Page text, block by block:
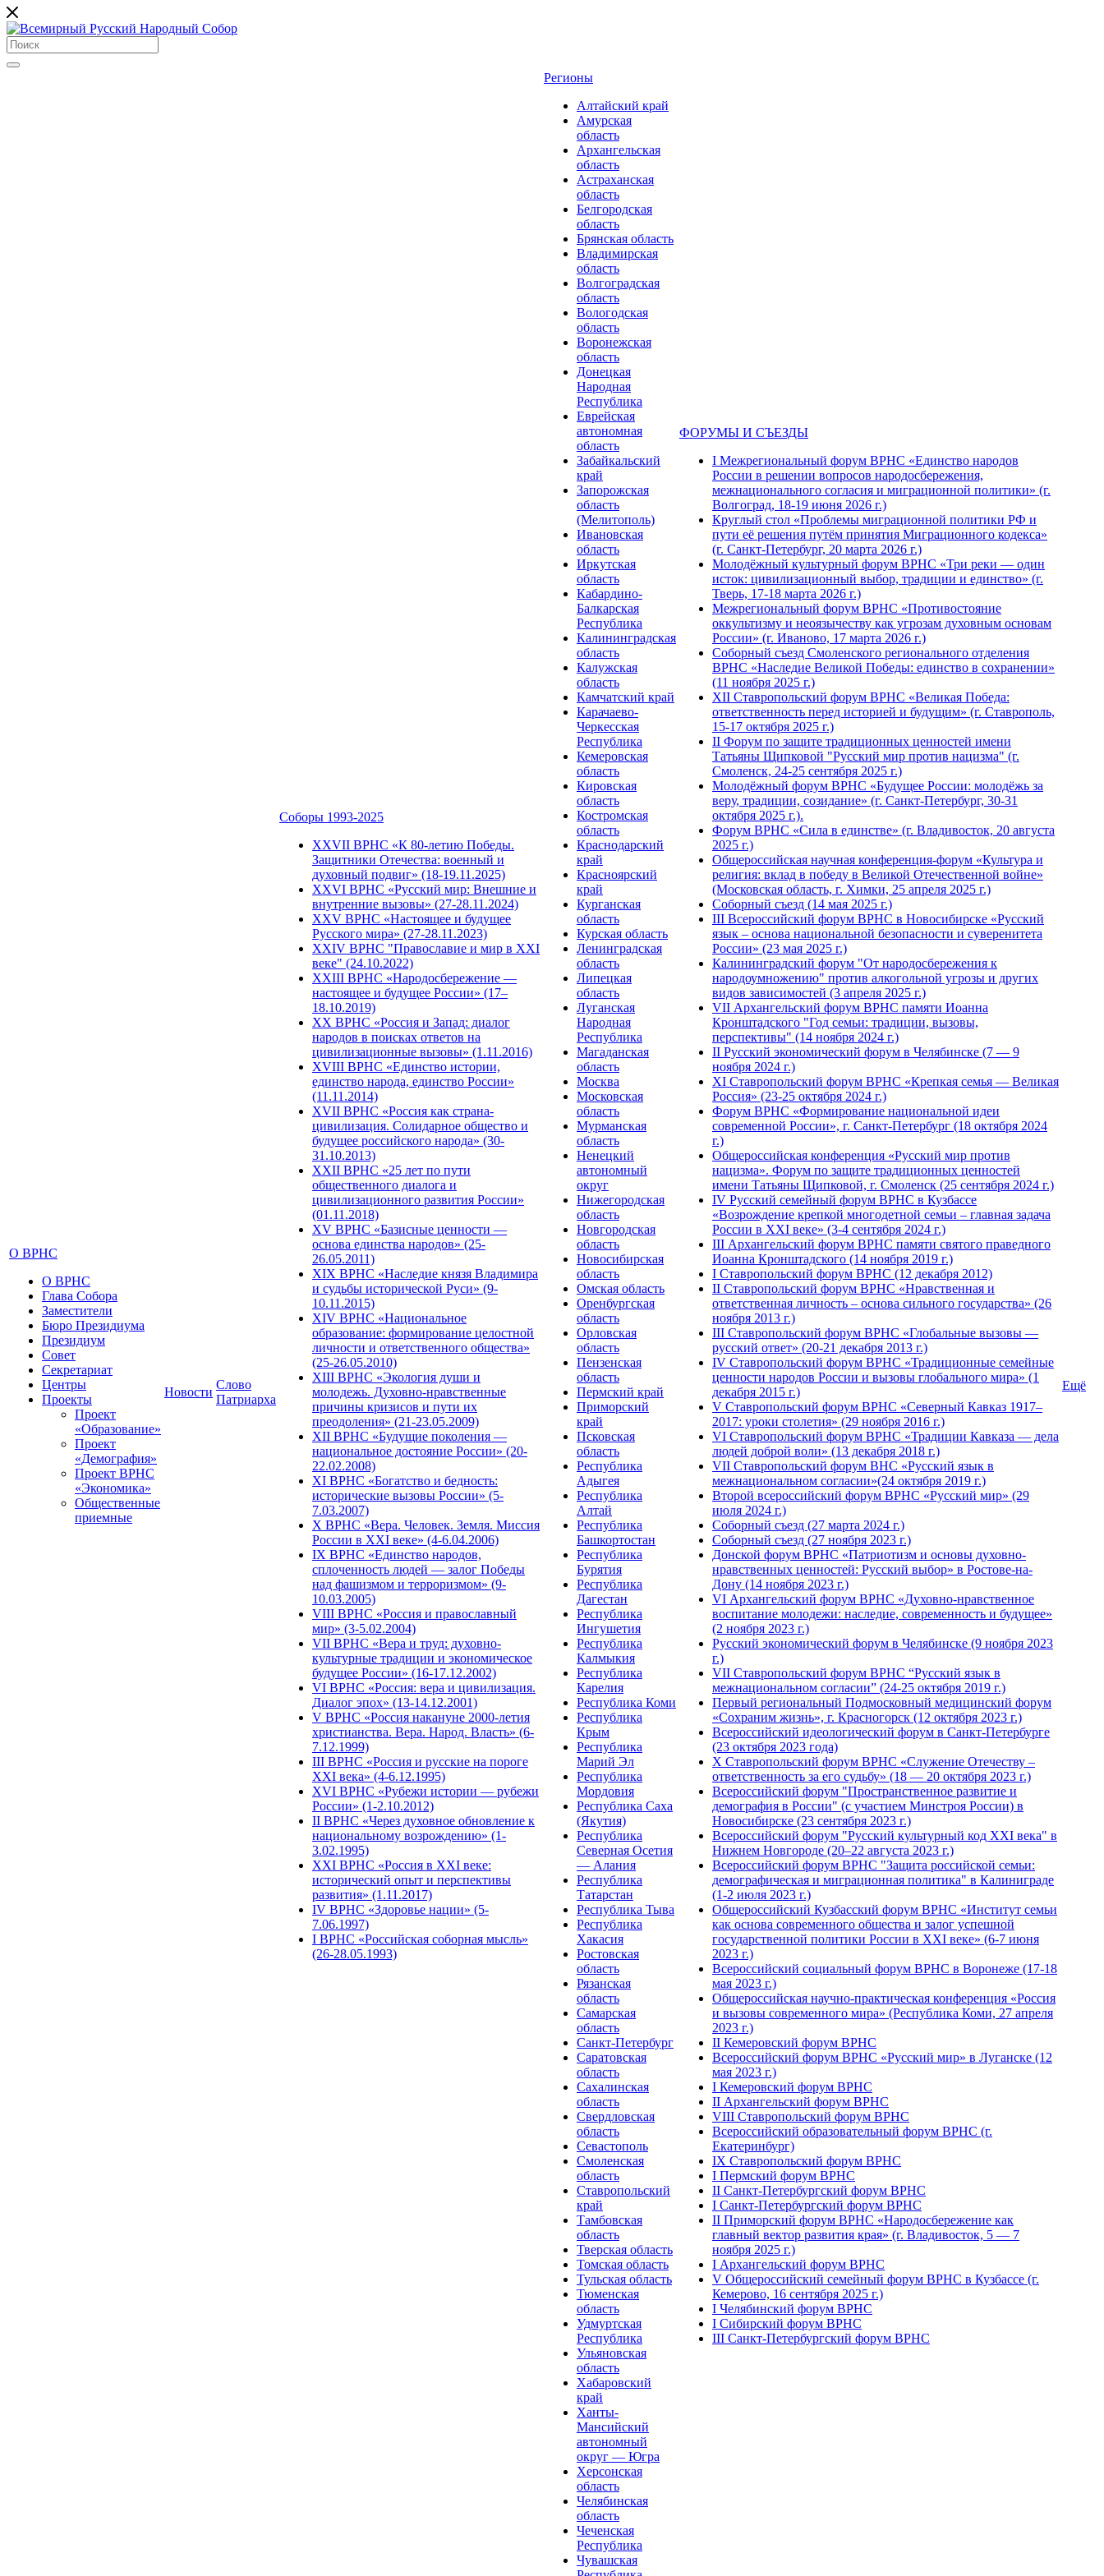
О ВРНС
О ВРНС
Глава Собора
Заместители
Бюро Президиума
Президиум
Совет
Секретариат
Центры
Проекты
Проект
«Образование»
Проект
«Демография»
Проект ВРНС
«Экономика»
Общественные
приемные
Новости
Слово
Патриарха
Соборы 1993-2025
ХХVII ВРНС «К 80-летию Победы.
Защитники Отечества: военный и
духовный подвиг» (18-19.11.2025)
XXVI ВРНС «Русский мир: Внешние и
внутренние вызовы» (27-28.11.2024)
XXV ВРНС «Настоящее и будущее
Русского мира» (27-28.11.2023)
XXIV ВРНС "Православие и мир в XXI
веке" (24.10.2022)
XXIII ВРНС «Народосбережение —
настоящее и будущее России» (17–
18.10.2019)
XX ВРНС «Россия и Запад: диалог
народов в поисках ответов на
цивилизационные вызовы» (1.11.2016)
XVIII ВРНС «Единство истории,
единство народа, единство России»
(11.11.2014)
XVII ВРНС «Россия как страна-
цивилизация. Солидарное общество и
будущее российского народа» (30-
31.10.2013)
XXII ВРНС «25 лет по пути
общественного диалога и
цивилизационного развития России»
(01.11.2018)
XV ВРНС «Базисные ценности —
основа единства народов» (25-
26.05.2011)
XIX ВРНС «Наследие князя Владимира
и судьбы исторической Руси» (9-
10.11.2015)
XIV ВРНС «Национальное
образование: формирование целостной
личности и ответственного общества»
(25-26.05.2010)
XIII ВРНС «Экология души и
молодежь. Духовно-нравственные
причины кризисов и пути их
преодоления» (21-23.05.2009)
XII ВРНС «Будущие поколения —
национальное достояние России» (20-
22.02.2008)
XI ВРНС «Богатство и бедность:
исторические вызовы России» (5-
7.03.2007)
X ВРНС «Вера. Человек. Земля. Миссия
России в XXI веке» (4-6.04.2006)
IX ВРНС «Единство народов,
сплоченность людей — залог Победы
над фашизмом и терроризмом» (9-
10.03.2005)
VIII ВРНС «Россия и православный
мир» (3-5.02.2004)
VII ВРНС «Вера и труд: духовно-
культурные традиции и экономическое
будущее России» (16-17.12.2002)
VI ВРНС «Россия: вера и цивилизация.
Диалог эпох» (13-14.12.2001)
V ВРНС «Россия накануне 2000-летия
христианства. Вера. Народ. Власть» (6-
7.12.1999)
III ВРНС «Россия и русские на пороге
XXI века» (4-6.12.1995)
XVI ВРНС «Рубежи истории — рубежи
России» (1-2.10.2012)
II ВРНС «Через духовное обновление к
национальному возрождению» (1-
3.02.1995)
XХI ВРНС «Россия в XXI веке:
исторический опыт и перспективы
развития» (1.11.2017)
IV ВРНС «Здоровье нации» (5-
7.06.1997)
I ВРНС «Российская соборная мысль»
(26-28.05.1993)
Регионы
Алтайский край
Амурская
область
Архангельская
область
Астраханская
область
Белгородская
область
Брянская область
Владимирская
область
Волгоградская
область
Вологодская
область
Воронежская
область
Донецкая
Народная
Республика
Еврейская
автономная
область
Забайкальский
край
Запорожская
область
(Мелитополь)
Ивановская
область
Иркутская
область
Кабардино-
Балкарская
Республика
Калининградская
область
Калужская
область
Камчатский край
Карачаево-
Черкесская
Республика
Кемеровская
область
Кировская
область
Костромская
область
Краснодарский
край
Красноярский
край
Курганская
область
Курская область
Ленинградская
область
Липецкая
область
Луганская
Народная
Республика
Магаданская
область
Москва
Московская
область
Мурманская
область
Ненецкий
автономный
округ
Нижегородская
область
Новгородская
область
Новосибирская
область
Омская область
Оренбургская
область
Орловская
область
Пензенская
область
Пермский край
Приморский
край
Псковская
область
Республика
Адыгея
Республика
Алтай
Республика
Башкортостан
Республика
Бурятия
Республика
Дагестан
Республика
Ингушетия
Республика
Калмыкия
Республика
Карелия
Республика Коми
Республика
Крым
Республика
Марий Эл
Республика
Мордовия
Республика Саха
(Якутия)
Республика
Северная Осетия
— Алания
Республика
Татарстан
Республика Тыва
Республика
Хакасия
Ростовская
область
Рязанская
область
Самарская
область
Санкт-Петербург
Саратовская
область
Сахалинская
область
Свердловская
область
Севастополь
Смоленская
область
Ставропольский
край
Тамбовская
область
Тверская область
Томская область
Тульская область
Тюменская
область
Удмуртская
Республика
Ульяновская
область
Хабаровский
край
Ханты-
Мансийский
автономный
округ — Югра
Херсонская
область
Челябинская
область
Чеченская
Республика
Чувашская
ФОРУМЫ И СЪЕЗДЫ
I Межрегиональный форум ВРНС «Единство народов
России в решении вопросов народосбережения,
межнационального согласия и миграционной политики» (г.
Волгоград, 18-19 июня 2026 г.)
Круглый стол «Проблемы миграционной политики РФ и
пути её решения путём принятия Миграционного кодекса»
(г. Санкт-Петербург, 20 марта 2026 г.)
Молодёжный культурный форум ВРНС «Три реки — один
исток: цивилизационный выбор, традиции и единство» (г.
Тверь, 17-18 марта 2026 г.)
Межрегиональный форум ВРНС «Противостояние
оккультизму и неоязычеству как угрозам духовным основам
России» (г. Иваново, 17 марта 2026 г.)
Соборный съезд Смоленского регионального отделения
ВРНС «Наследие Великой Победы: единство в сохранении»
(11 ноября 2025 г.)
XII Ставропольский форум ВРНС «Великая Победа:
ответственность перед историей и будущим» (г. Ставрополь,
15-17 октября 2025 г.)
II Форум по защите традиционных ценностей имени
Татьяны Щипковой "Русский мир против нацизма" (г.
Смоленск, 24-25 сентября 2025 г.)
Молодёжный форум ВРНС «Будущее России: молодёжь за
веру, традиции, созидание» (г. Санкт-Петербург, 30-31
октября 2025 г.).
Форум ВРНС «Сила в единстве» (г. Владивосток, 20 августа
2025 г.)
Общероссийская научная конференция-форум «Культура и
религия: вклад в победу в Великой Отечественной войне»
(Московская область, г. Химки, 25 апреля 2025 г.)
Соборный съезд (14 мая 2025 г.)
III Всероссийский форум ВРНС в Новосибирске «Русский
язык – основа национальной безопасности и суверенитета
России» (23 мая 2025 г.)
Калининградский форум "От народосбережения к
народоумножению" против алкогольной угрозы и других
видов зависимостей (3 апреля 2025 г.)
VII Архангельский форум ВРНС памяти Иоанна
Кронштадского "Год семьи: традиции, вызовы,
перспективы" (14 ноября 2024 г.)
II Русский экономический форум в Челябинске (7 — 9
ноября 2024 г.)
ХI Ставропольский форум ВРНС «Крепкая семья — Великая
Россия» (23-25 октября 2024 г.)
Форум ВРНС «Формирование национальной идеи
современной России», г. Санкт-Петербург (18 октября 2024
г.)
Общероссийская конференция «Русский мир против
нацизма». Форум по защите традиционных ценностей
имени Татьяны Щипковой, г. Смоленск (25 сентября 2024 г.)
IV Русский семейный форум ВРНС в Кузбассе
«Возрождение крепкой многодетной семьи – главная задача
России в XXI веке» (3-4 сентября 2024 г.)
III Архангельский форум ВРНС памяти святого праведного
Иоанна Кронштадского (14 ноября 2019 г.)
I Ставропольский форум ВРНС (12 декабря 2012)
II Ставропольский форум ВРНС «Нравственная и
ответственная личность – основа сильного государства» (26
ноября 2013 г.)
III Ставропольский форум ВРНС «Глобальные вызовы —
русский ответ» (20-21 декабря 2013 г.)
IV Ставропольский форум ВРНС «Традиционные семейные
ценности народов России и вызовы глобального мира» (1
декабря 2015 г.)
V Ставропольский форум ВРНС «Северный Кавказ 1917–
2017: уроки столетия» (29 ноября 2016 г.)
VI Ставропольский форум ВРНС «Традиции Кавказа — дела
людей доброй воли» (13 декабря 2018 г.)
VII Ставропольский форум ВHС «Русский язык в
межнациональном согласии»(24 октября 2019 г.)
Второй всероссийский форум ВРНС «Русский мир» (29
июля 2024 г.)
Соборный съезд (27 марта 2024 г.)
Соборный съезд (27 ноября 2023 г.)
Донской форум ВРНС «Патриотизм и основы духовно-
нравственных ценностей: Русский выбор» в Ростове-на-
Дону (14 ноября 2023 г.)
VI Архангельский форум ВРНС «Духовно-нравственное
воспитание молодежи: наследие, современность и будущее»
(2 ноября 2023 г.)
Русский экономический форум в Челябинске (9 ноября 2023
г.)
VII Ставропольский форум ВРНС “Русский язык в
межнациональном согласии” (24-25 октября 2019 г.)
Первый региональный Подмосковный медицинский форум
«Сохраним жизнь», г. Красногорск (12 октября 2023 г.)
Всероссийский идеологический форум в Санкт-Петербурге
(23 октября 2023 года)
X Ставропольский форум ВРНС «Служение Отечеству –
ответственность за его судьбу» (18 — 20 октября 2023 г.)
Всероссийский форум "Пространственное развитие и
демография в России" (с участием Минстроя России) в
Новосибирске (23 сентября 2023 г.)
Всероссийский форум "Русский культурный код XXI века" в
Нижнем Новгороде (20–22 августа 2023 г.)
Всероссийский форум ВРНС "Защита российской семьи:
демографическая и миграционная политика" в Калиниграде
(1-2 июля 2023 г.)
Общероссийский Кузбасский форум ВРНС «Институт семьи
как основа современного общества и залог успешной
государственной политики России в ХХI веке» (6-7 июня
2023 г.)
Всероссийский социальный форум ВРНС в Воронеже (17-18
мая 2023 г.)
Общероссийская научно-практическая конференция «Россия
и вызовы современного мира» (Республика Коми, 27 апреля
2023 г.)
II Кемеровский форум ВРНС
Всероссийский форум ВРНС «Русский мир» в Луганске (12
мая 2023 г.)
I Кемеровский форум ВРНС
II Архангельский форум ВРНС
VIII Ставропольский форум ВРНС
Всероссийский образовательный форум ВРНС (г.
Екатеринбург)
IX Ставропольский форум ВРНС
I Пермский форум ВРНС
II Санкт-Петербургский форум ВРНС
I Санкт-Петербургский форум ВРНС
II Приморский форум ВРНС «Народосбережение как
главный вектор развития края» (г. Владивосток, 5 — 7
ноября 2025 г.)
I Архангельский форум ВРНС
V Общероссийский семейный форум ВРНС в Кузбассе (г.
Кемерово, 16 сентября 2025 г.)
I Челябинский форум ВРНС
I Сибирский форум ВРНС
III Санкт-Петербургский форум ВРНС
Ещё